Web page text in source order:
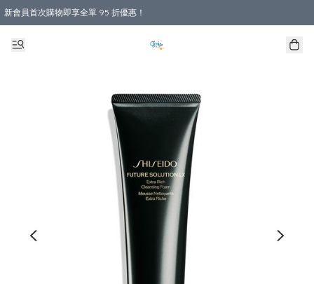
新會員首次購物即享全單 95 折優惠！
購物滿 HKD 800.00即享免運費優惠！（適用於 本地送貨、本地取貨 )